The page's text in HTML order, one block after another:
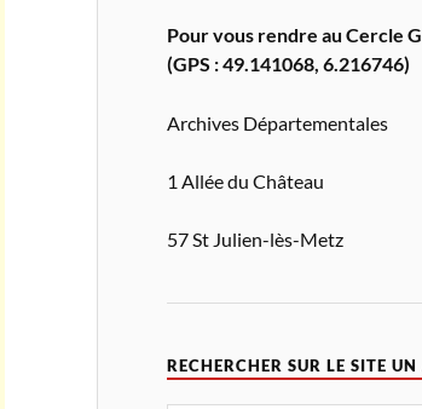
Pour vous rendre au Cercle
(GPS : 49.141068, 6.216746)
Archives Départementales
1 Allée du Château
57 St Julien-lès-Metz
RECHERCHER SUR LE SITE